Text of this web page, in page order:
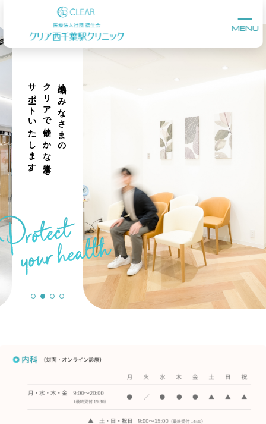
MENU
地域のみなさまの
クリアで健やかな生活を
サポートいたします。